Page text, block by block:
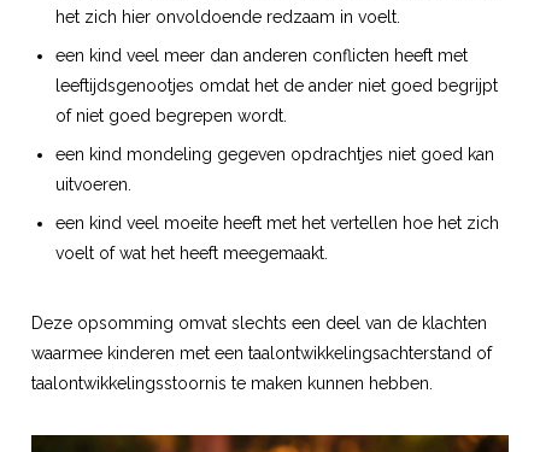
het zich hier onvoldoende redzaam in voelt.
een kind veel meer dan anderen conflicten heeft met
leeftijdsgenootjes omdat het de ander niet goed begrijpt
of niet goed begrepen wordt.
een kind mondeling gegeven opdrachtjes niet goed kan
uitvoeren.
een kind veel moeite heeft met het vertellen hoe het zich
voelt of wat het heeft meegemaakt.
Deze opsomming omvat slechts een deel van de klachten
waarmee kinderen met een taalontwikkelingsachterstand of
taalontwikkelingsstoornis te maken kunnen hebben.